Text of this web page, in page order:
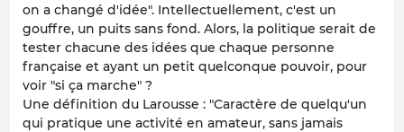
on a changé d'idée". Intellectuellement, c'est un
gouffre, un puits sans fond. Alors, la politique serait de
tester chacune des idées que chaque personne
française et ayant un petit quelconque pouvoir, pour
voir "si ça marche" ?
Une définition du Larousse : "Caractère de quelqu'un
qui pratique une activité en amateur, sans jamais